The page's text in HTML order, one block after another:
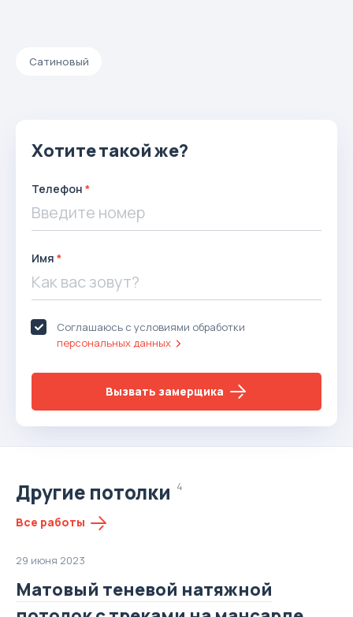
Сатиновый
Хотите такой же?
Телефон
Имя
Соглашаюсь с условиями обработки
персональных данных
Вызвать замерщика
Другие потолки 4
Все работы
29 июня 2023
Матовый теневой натяжной